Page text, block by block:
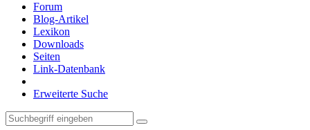
Forum
Blog-Artikel
Lexikon
Downloads
Seiten
Link-Datenbank
Erweiterte Suche